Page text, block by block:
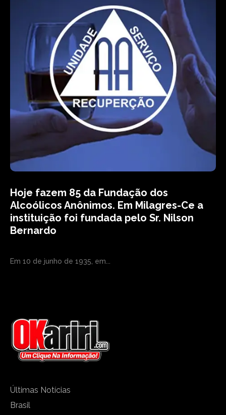
Hoje fazem 85 da Fundação dos
Alcoólicos Anônimos. Em Milagres-Ce a
instituição foi fundada pelo Sr. Nilson
Bernardo
Em 10 de junho de 1935, em...
Últimas Notícias
Brasil